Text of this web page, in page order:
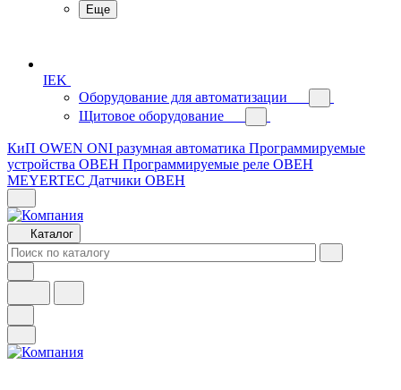
Еще
IEK
Оборудование для автоматизации
Щитовое оборудование
КиП OWEN ONI разумная автоматика Программируемые
устройства ОВЕН Программируемые реле ОВЕН
MEYERTEC Датчики ОВЕН
Каталог